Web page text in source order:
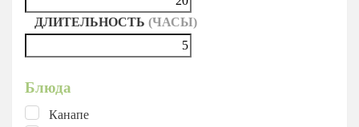
ДЛИТЕЛЬНОСТЬ (ЧАСЫ)
Блюда
Канапе